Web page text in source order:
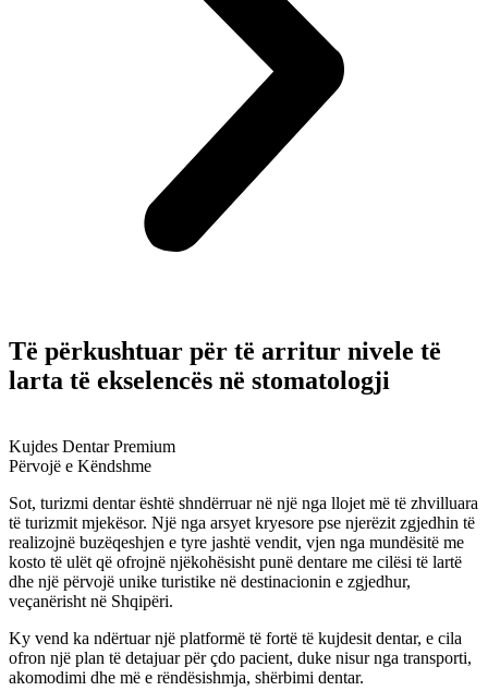
Të përkushtuar për të arritur nivele të
larta të ekselencës në stomatologji
Kujdes Dentar Premium
Përvojë e Këndshme
Sot, turizmi dentar është shndërruar në një nga llojet më të zhvilluara
të turizmit mjekësor. Një nga arsyet kryesore pse njerëzit zgjedhin të
realizojnë buzëqeshjen e tyre jashtë vendit, vjen nga mundësitë me
kosto të ulët që ofrojnë njëkohësisht punë dentare me cilësi të lartë
dhe një përvojë unike turistike në destinacionin e zgjedhur,
veçanërisht në Shqipëri.
Ky vend ka ndërtuar një platformë të fortë të kujdesit dentar, e cila
ofron një plan të detajuar për çdo pacient, duke nisur nga transporti,
akomodimi dhe më e rëndësishmja, shërbimi dentar.